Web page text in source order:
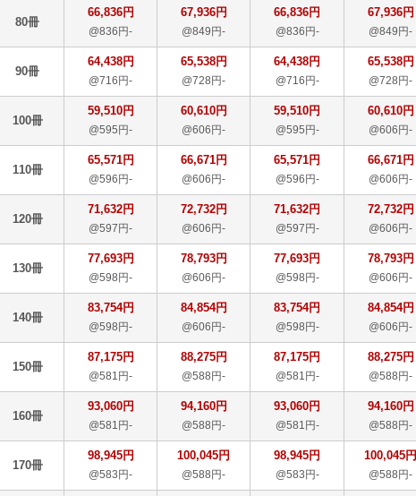
80冊
66,836円
@836円-
67,936円
@849円-
66,836円
@836円-
67,936円
@849円-
90冊
64,438円
@716円-
65,538円
@728円-
64,438円
@716円-
65,538円
@728円-
100冊
59,510円
@595円-
60,610円
@606円-
59,510円
@595円-
60,610円
@606円-
110冊
65,571円
@596円-
66,671円
@606円-
65,571円
@596円-
66,671円
@606円-
120冊
71,632円
@597円-
72,732円
@606円-
71,632円
@597円-
72,732円
@606円-
130冊
77,693円
@598円-
78,793円
@606円-
77,693円
@598円-
78,793円
@606円-
140冊
83,754円
@598円-
84,854円
@606円-
83,754円
@598円-
84,854円
@606円-
150冊
87,175円
@581円-
88,275円
@588円-
87,175円
@581円-
88,275円
@588円-
160冊
93,060円
@581円-
94,160円
@588円-
93,060円
@581円-
94,160円
@588円-
170冊
98,945円
@583円-
100,045円
@588円-
98,945円
@583円-
100,045円
@588円-